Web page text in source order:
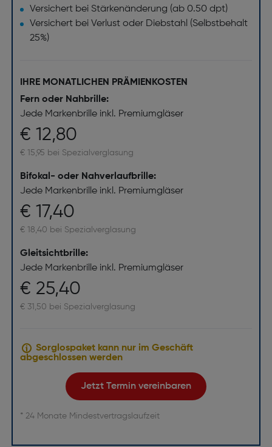
Versichert bei Stärkenänderung (ab 0.50 dpt)
Versichert bei Verlust oder Diebstahl (Selbstbehalt
25%)
IHRE MONATLICHEN PRÄMIENKOSTEN
Fern oder Nahbrille:
Jede Markenbrille inkl. Premiumgläser
€ 12,80
€ 15,95 bei Spezialverglasung
Bifokal- oder Nahverlaufbrille:
Jede Markenbrille inkl. Premiumgläser
€ 17,40
€ 18,40 bei Spezialverglasung
Gleitsichtbrille:
Jede Markenbrille inkl. Premiumgläser
€ 25,40
€ 31,50 bei Spezialverglasung
Sorglospaket kann nur im Geschäft
abgeschlossen werden
Jetzt Termin vereinbaren
* 24 Monate Mindestvertragslaufzeit